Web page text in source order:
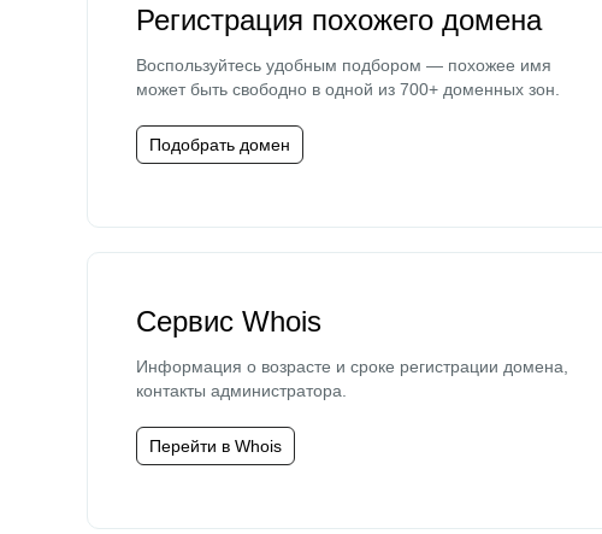
Регистрация похожего домена
Воспользуйтесь удобным подбором — похожее имя
может быть свободно в одной из 700+ доменных зон.
Подобрать домен
Сервис Whois
Информация о возрасте и сроке регистрации домена,
контакты администратора.
Перейти в Whois